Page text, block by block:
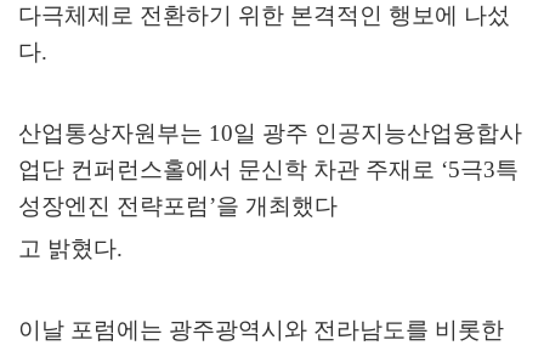
다극체제로 전환하기 위한 본격적인 행보에 나섰
다.
산업통상자원부는 10일 광주 인공지능산업융합사
업단 컨퍼런스홀에서 문신학 차관 주재로 ‘5극3특
성장엔진 전략포럼’을 개최했다
고 밝혔다.
이날 포럼에는 광주광역시와 전라남도를 비롯한